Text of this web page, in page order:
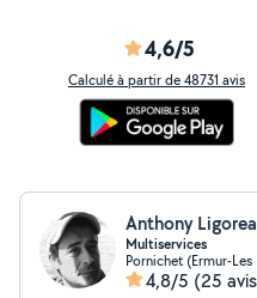
4,6/5
Calculé à partir de 48731 avis
Anthony
Multiservices
Pornichet (Ermur-Les
4,8/5 (25